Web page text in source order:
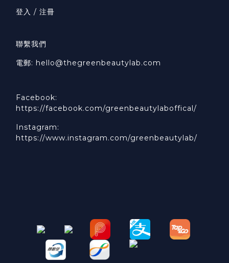
登入 / 注冊
聯繫我們
電郵: hello@thegreenbeautylab.com
Facebook:
https://facebook.com/greenbeautylaboffical/
Instagram:
https://www.instagram.com/greenbeautylab/